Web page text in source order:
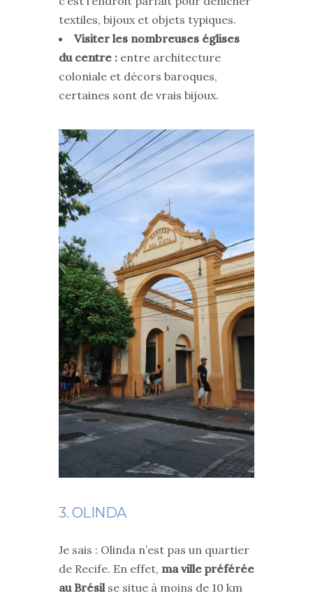
textiles, bijoux et objets typiques.
Visiter les nombreuses églises
du centre : entre architecture
coloniale et décors baroques,
certaines sont de vrais bijoux.
3. OLINDA
Je sais : Olinda n’est pas un quartier
de Recife. En effet, ma ville préférée
au Brésilse situe à moins de 10 km